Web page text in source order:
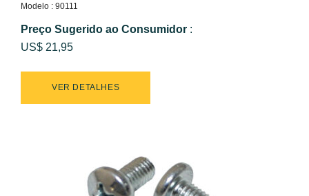
Modelo : 90111
Preço Sugerido ao Consumidor :
US$ 21,95
VER DETALHES